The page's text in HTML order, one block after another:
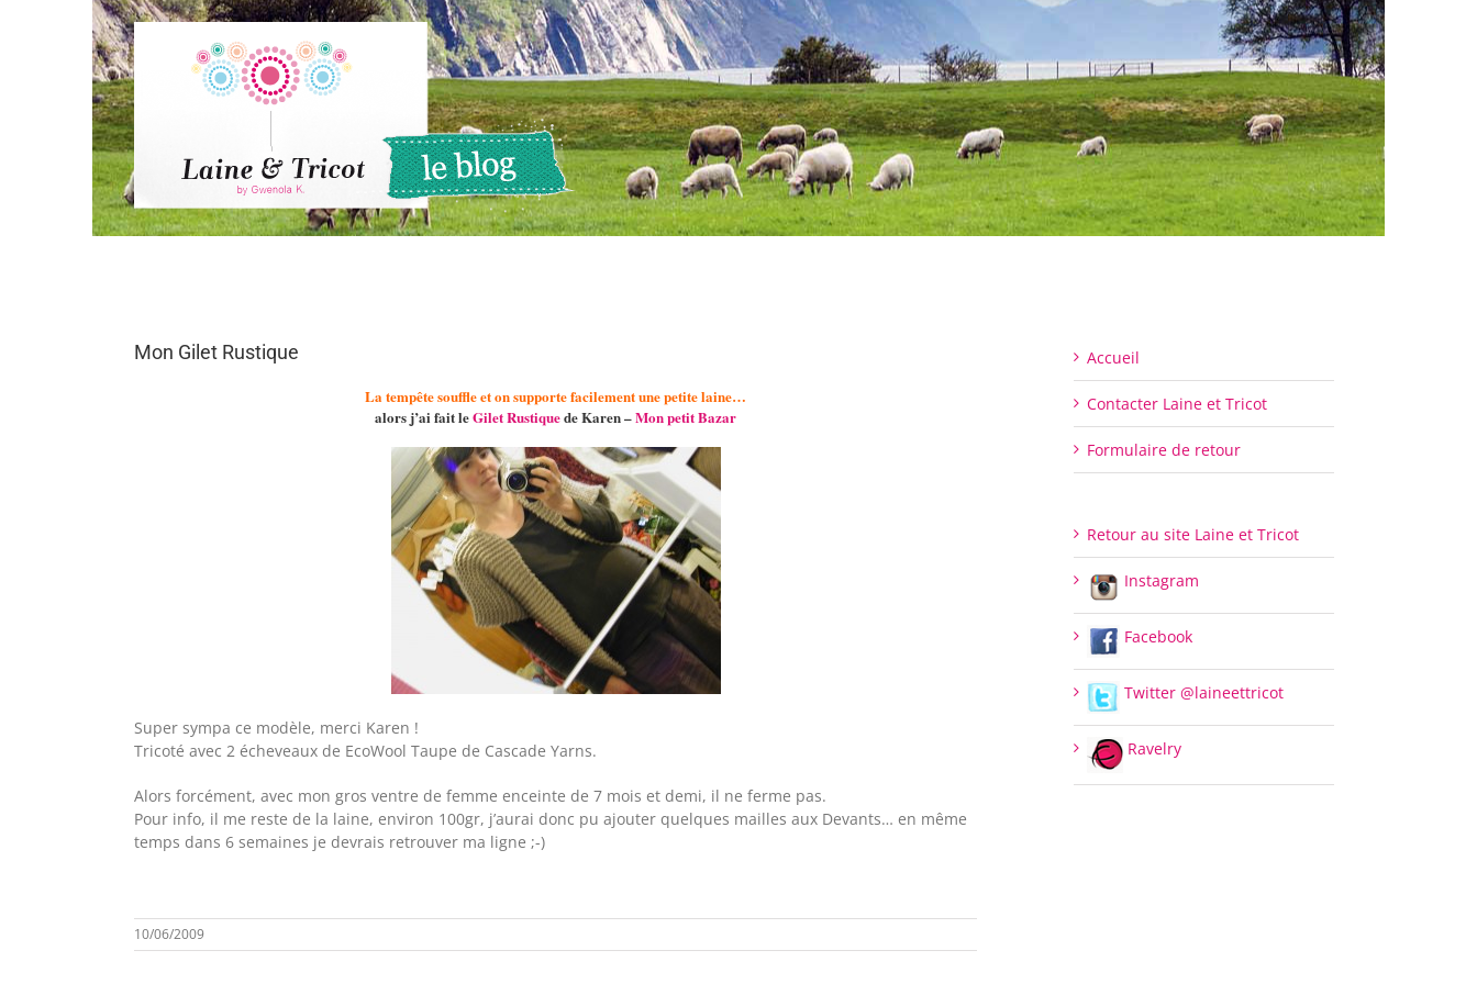
Mon Gilet Rustique
La tempête souffle et on supporte facilement une petite laine…
alors j’ai fait leGilet Rustiquede Karen –Mon petit Bazar
Super sympa ce modèle, merci Karen !
Tricoté avec 2 écheveaux de EcoWool Taupe de Cascade Yarns.
Alors forcément, avec mon gros ventre de femme enceinte de 7 mois et demi, il ne ferme pas.
Pour info, il me reste de la laine, environ 100gr, j’aurai donc pu ajouter quelques mailles aux Devants… en même
temps dans 6 semaines je devrais retrouver ma ligne ;-)
10/06/2009
Accueil
Contacter Laine et Tricot
Formulaire de retour
Retour au site Laine et Tricot
Instagram
Facebook
Twitter @laineettricot
Ravelry